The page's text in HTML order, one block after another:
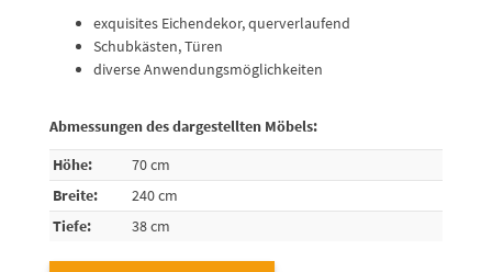
exquisites Eichendekor, querverlaufend
Schubkästen, Türen
diverse Anwendungsmöglichkeiten
Abmessungen des dargestellten Möbels:
Höhe:
70 cm
Breite:
240 cm
Tiefe:
38 cm